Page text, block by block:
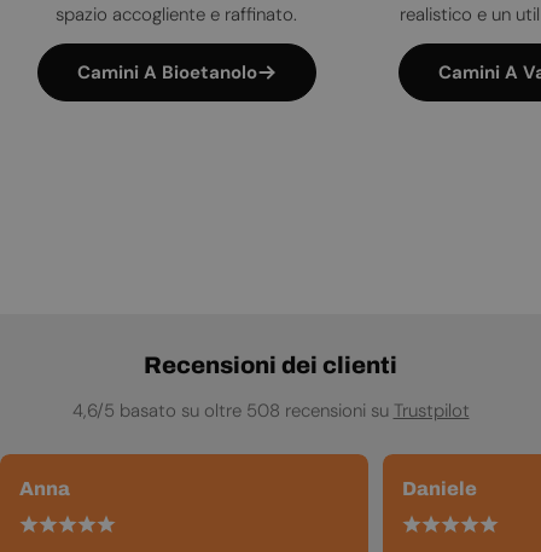
spazio accogliente e raffinato.
Camini A Bioetanolo
realistico e un
Camini A
Recensioni dei clienti
4,6/5 basato su oltre 508 recensioni su Trustpilot
Anna Daniele